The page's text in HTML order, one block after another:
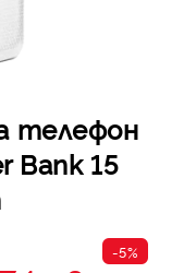
телефон
Bank 15
-5%